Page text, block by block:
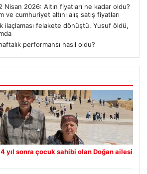
Nisan 2026: Altın fiyatları ne kadar oldu?
ve cumhuriyet altını alış satış fiyatları
ilaçlaması felakete dönüştü. Yusuf öldü,
performansı nasıl oldu?
yıl sonra çocuk sahibi olan Doğan ailesi